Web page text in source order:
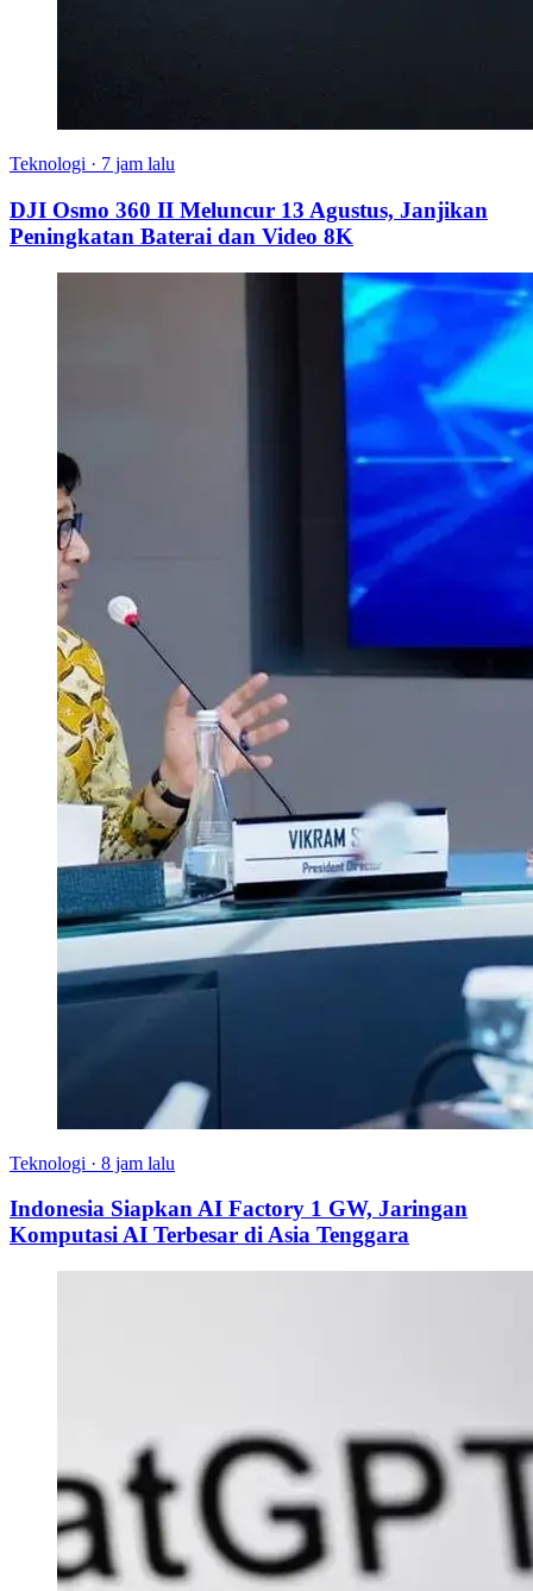
Teknologi · 7 jam lalu
DJI Osmo 360 II Meluncur 13 Agustus, Janjikan
Peningkatan Baterai dan Video 8K
Teknologi · 8 jam lalu
Indonesia Siapkan AI Factory 1 GW, Jaringan
Komputasi AI Terbesar di Asia Tenggara